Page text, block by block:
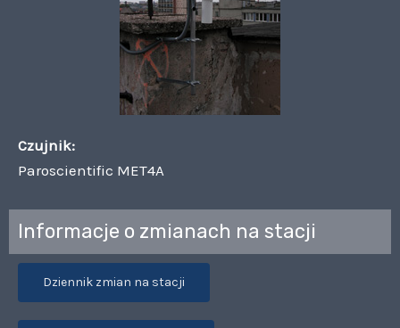
Czujnik:
Paroscientific MET4A
Informacje o zmianach na stacji
Dziennik zmian na stacji